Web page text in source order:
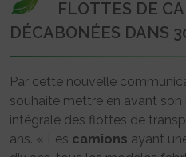
FLOTTES DE
DÉCABONÉES DANS
Par cette nouvelle
souhaite mettre en avant
intégrale des flottes de
ans. « Les camions ayant